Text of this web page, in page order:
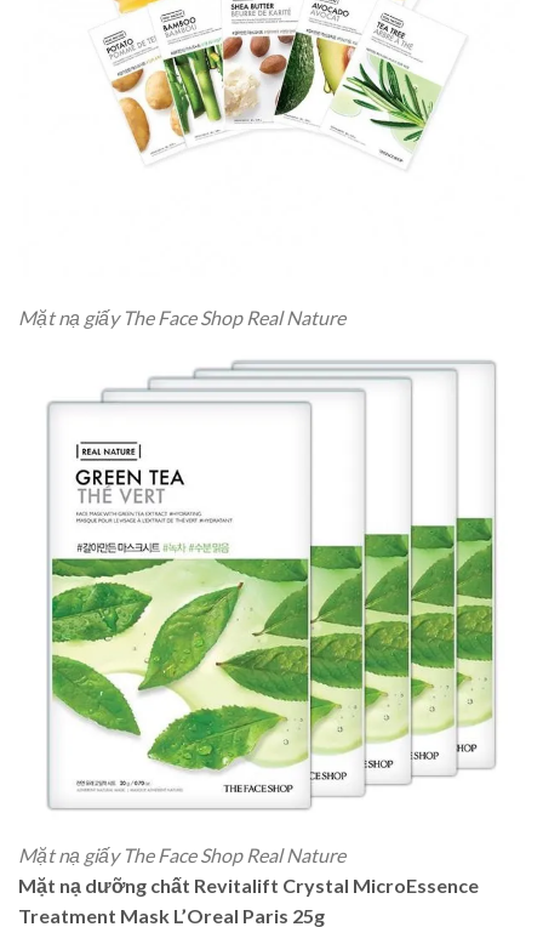
Mặt nạ giấy The Face Shop Real Nature
Mặt nạ giấy The Face Shop Real Nature
Mặt nạ dưỡng chất Revitalift Crystal MicroEssence
Treatment Mask L’Oreal Paris 25g